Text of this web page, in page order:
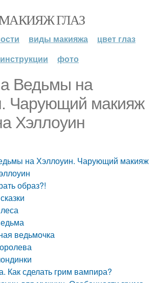
ГЛАЗ
виды макияжа
цвет глаз
инструкции
фото
Ведьмы на
Чарующий макияж
Хэллоуин
на Хэллоуин. Чарующий макияж
образ?!
ведьмочка
Как сделать грим вампира?